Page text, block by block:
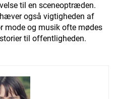
til en sceneoptræden.
også vigtigheden af
mode og musik ofte mødes
til offentligheden.